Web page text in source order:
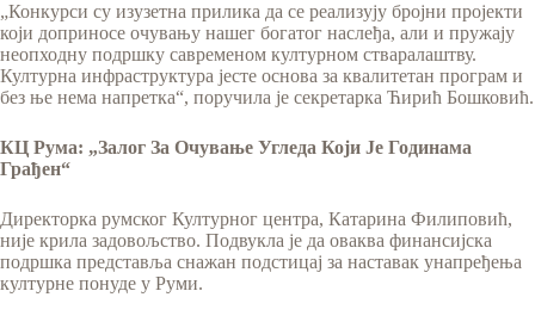
„Конкурси су изузетна прилика да се реализују бројни пројекти
који доприносе очувању нашег богатог наслеђа, али и пружају
неопходну подршку савременом културном стваралаштву.
Културна инфраструктура јесте основа за квалитетан програм и
без ње нема напретка“, поручила је секретарка Ћирић Бошковић.
КЦ Рума: „Залог За Очување Угледа Који Је Годинама
Грађен“
Директорка румског Културног центра, Катарина Филиповић,
није крила задовољство. Подвукла је да оваква финансијска
подршка представља снажан подстицај за наставак унапређења
културне понуде у Руми.